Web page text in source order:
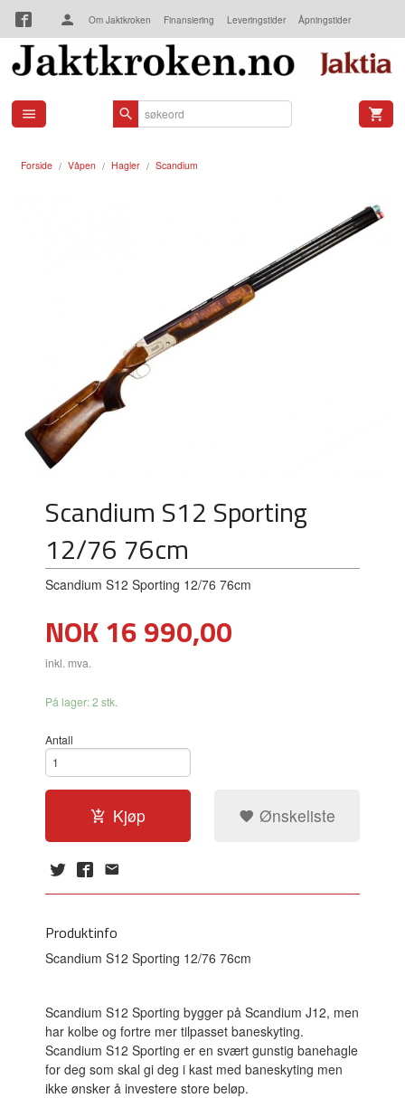
Gå
innholdet
Om Jaktkroken Finansiering Leveringstider Åpningstider
Kjøpsbetingelser Kontakt oss
Forside Våpen Hagler Scandium
Scandium S12 Sporting
12/76 76cm
Scandium S12 Sporting 12/76 76cm
Pris
NOK16 990,00
inkl. mva.
På lager: 2 stk.
Antall
Kjøp Ønskeliste
Produktinfo
Scandium S12 Sporting 12/76 76cm
Scandium S12 Sporting bygger på Scandium J12, men
har kolbe og fortre mer tilpasset baneskyting.
Scandium S12 Sporting er en svært gunstig banehagle
for deg som skal gi deg i kast med baneskyting men
ikke ønsker å investere store beløp.